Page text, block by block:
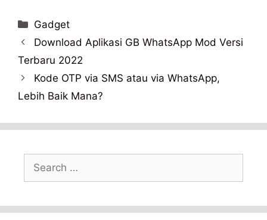
Categories
Gadget
Download Aplikasi GB WhatsApp Mod Versi
Terbaru 2022
Kode OTP via SMS atau via WhatsApp,
Lebih Baik Mana?
Search
for: